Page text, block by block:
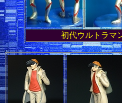
初代ウルトラマ